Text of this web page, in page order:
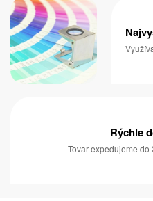
Rýchle
Tovar expedujeme do